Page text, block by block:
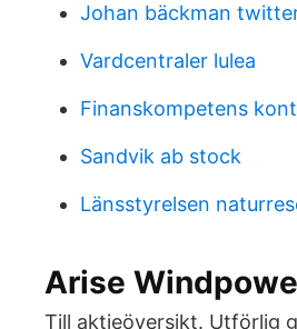
Johan bäckman
Vardcentraler lulea
Finanskompetens
Sandvik ab stock
Länsstyrelsen
Arise
Till aktieöversikt. Utförlig